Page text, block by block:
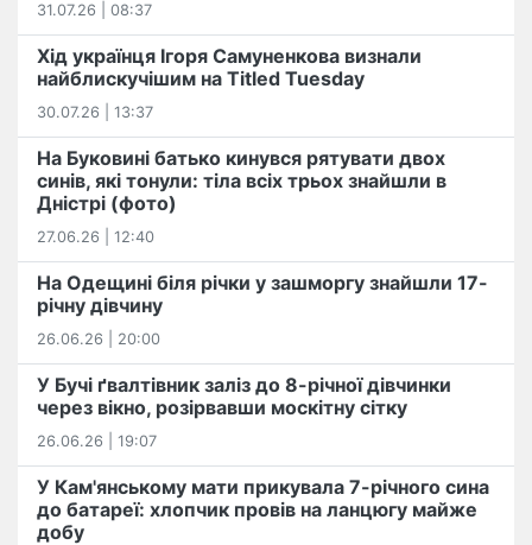
31.07.26 | 08:37
Хід українця Ігоря Самуненкова визнали
найблискучішим на Titled Tuesday
30.07.26 | 13:37
На Буковині батько кинувся рятувати двох
синів, які тонули: тіла всіх трьох знайшли в
Дністрі (фото)
27.06.26 | 12:40
На Одещині біля річки у зашморгу знайшли 17-
річну дівчину
26.06.26 | 20:00
У Бучі ґвалтівник заліз до 8-річної дівчинки
через вікно, розірвавши москітну сітку
26.06.26 | 19:07
У Кам'янському мати прикувала 7-річного сина
до батареї: хлопчик провів на ланцюгу майже
добу